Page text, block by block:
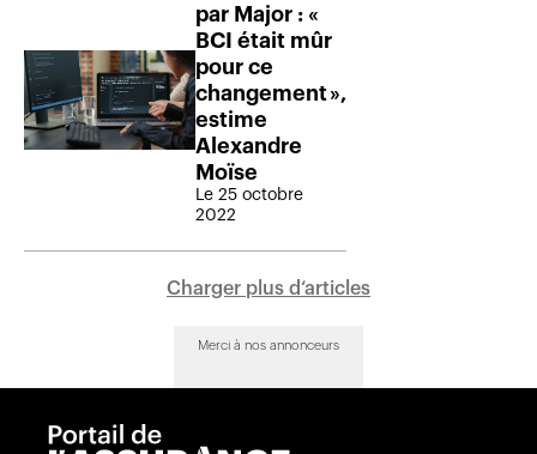
par Major : «
BCI était mûr
pour ce
changement »,
estime
Alexandre
Moïse
Le 25 octobre
2022
Charger plus d‘articles
Merci à nos annonceurs